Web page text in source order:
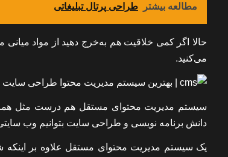
مطالعه بیشتر طراحی پرتال تبلیغاتی
حالا اگر کمی خلاقیت هم به‌خرج دهید از مواد
می‌کنید.
دانش برنامه نویسی و طراحی سایت بتوانیم وب‌
یک سیستم مدیریت محتوای مستقل علاوه بر اینکه